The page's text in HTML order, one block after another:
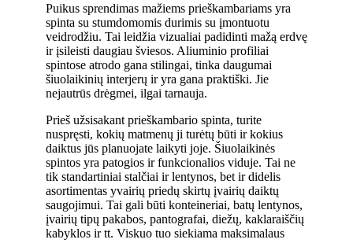
Puikus sprendimas mažiems prieškambariams yra
spinta su stumdomomis durimis su įmontuotu
veidrodžiu. Tai leidžia vizualiai padidinti mažą erdvę
ir įsileisti daugiau šviesos. Aliuminio profiliai
spintose atrodo gana stilingai, tinka daugumai
šiuolaikinių interjerų ir yra gana praktiški. Jie
nejautrūs drėgmei, ilgai tarnauja.
Prieš užsisakant prieškambario spinta, turite
nuspręsti, kokių matmenų ji turėtų būti ir kokius
daiktus jūs planuojate laikyti joje. Šiuolaikinės
spintos yra patogios ir funkcionalios viduje. Tai ne
tik standartiniai stalčiai ir lentynos, bet ir didelis
asortimentas yvairių priedų skirtų įvairių daiktų
saugojimui. Tai gali būti konteineriai, batų lentynos,
įvairių tipų pakabos, pantografai, diežų, kaklaraiščių
kabyklos ir tt. Viskuo tuo siekiama maksimalaus